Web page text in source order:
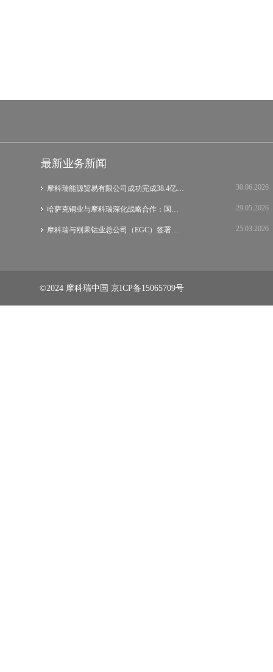
最新业务新闻
摩科瑞能源贸易有限公司成功完成38.4亿美元… 30.06.2026
哈萨克铜业与摩科瑞深化战略合作：国际集团… 29.05.2026
摩科瑞与刚果钴业总公司（EGC）签署战略谅… 25.03.2026
©2024 摩科瑞中国 京ICP备15065709号